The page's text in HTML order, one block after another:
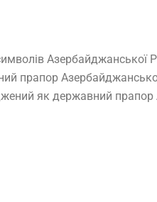
Азербайджанської
прапор
як державний